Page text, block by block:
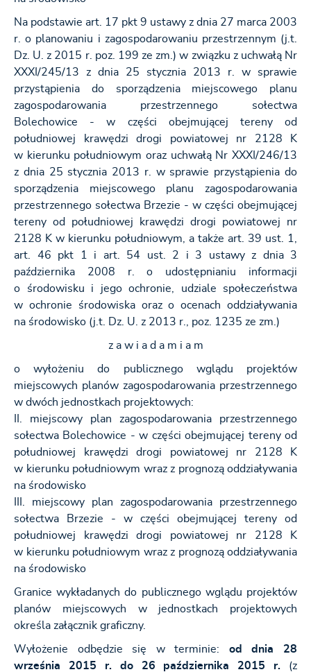
Na podstawie art. 17 pkt 9 ustawy z dnia 27 marca 2003
r. o planowaniu i zagospodarowaniu przestrzennym (j.t.
Dz. U. z 2015 r. poz. 199 ze zm.) w związku z uchwałą Nr
XXXI/245/13 z dnia 25 stycznia 2013 r. w sprawie
przystąpienia do sporządzenia miejscowego planu
zagospodarowania przestrzennego sołectwa
Bolechowice - w części obejmującej tereny od
południowej krawędzi drogi powiatowej nr 2128 K
w kierunku południowym oraz uchwałą Nr XXXI/246/13
z dnia 25 stycznia 2013 r. w sprawie przystąpienia do
sporządzenia miejscowego planu zagospodarowania
przestrzennego sołectwa Brzezie - w części obejmującej
tereny od południowej krawędzi drogi powiatowej nr
2128 K w kierunku południowym, a także art. 39 ust. 1,
art. 46 pkt 1 i art. 54 ust. 2 i 3 ustawy z dnia 3
października 2008 r. o udostępnianiu informacji
o środowisku i jego ochronie, udziale społeczeństwa
w ochronie środowiska oraz o ocenach oddziaływania
na środowisko (j.t. Dz. U. z 2013 r., poz. 1235 ze zm.)
z a w i a d a m i a m
o wyłożeniu do publicznego wglądu projektów
miejscowych planów zagospodarowania przestrzennego
w dwóch jednostkach projektowych:
II. miejscowy plan zagospodarowania przestrzennego
sołectwa Bolechowice - w części obejmującej tereny od
południowej krawędzi drogi powiatowej nr 2128 K
w kierunku południowym wraz z prognozą oddziaływania
na środowisko
III. miejscowy plan zagospodarowania przestrzennego
sołectwa Brzezie - w części obejmującej tereny od
południowej krawędzi drogi powiatowej nr 2128 K
w kierunku południowym wraz z prognozą oddziaływania
na środowisko
Granice wykładanych do publicznego wglądu projektów
planów miejscowych w jednostkach projektowych
określa załącznik graficzny.
Wyłożenie odbędzie się w terminie: od dnia 28
września 2015 r. do 26 października 2015 r. (z